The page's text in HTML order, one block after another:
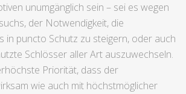
unumgänglich sein – sei es wegen
der Notwendigkeit, die
in puncto Schutz zu steigern, oder auch
Schlösser aller Art auszuwechseln.
Priorität, dass der
wie auch mit höchstmöglicher